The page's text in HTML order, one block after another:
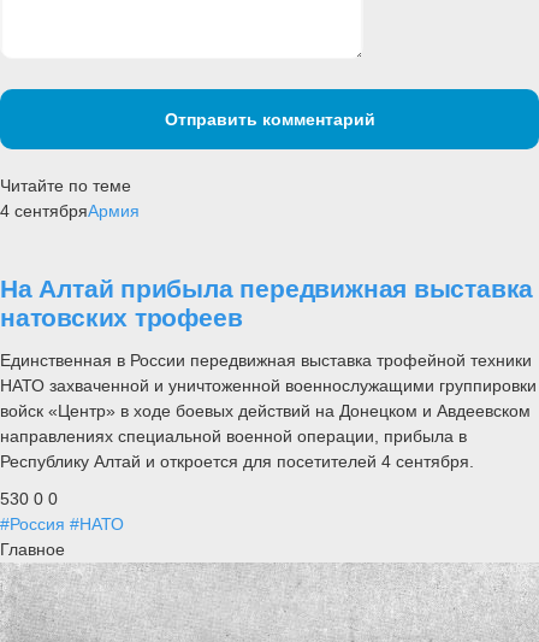
Отправить комментарий
Читайте по теме
4 сентябряАрмия
На Алтай прибыла передвижная выставка
натовских трофеев
Единственная в России передвижная выставка трофейной техники
НАТО захваченной и уничтоженной военнослужащими группировки
войск «Центр» в ходе боевых действий на Донецком и Авдеевском
направлениях специальной военной операции, прибыла в
Республику Алтай и откроется для посетителей 4 сентября.
530 0 0
#Россия #НАТО
Главное